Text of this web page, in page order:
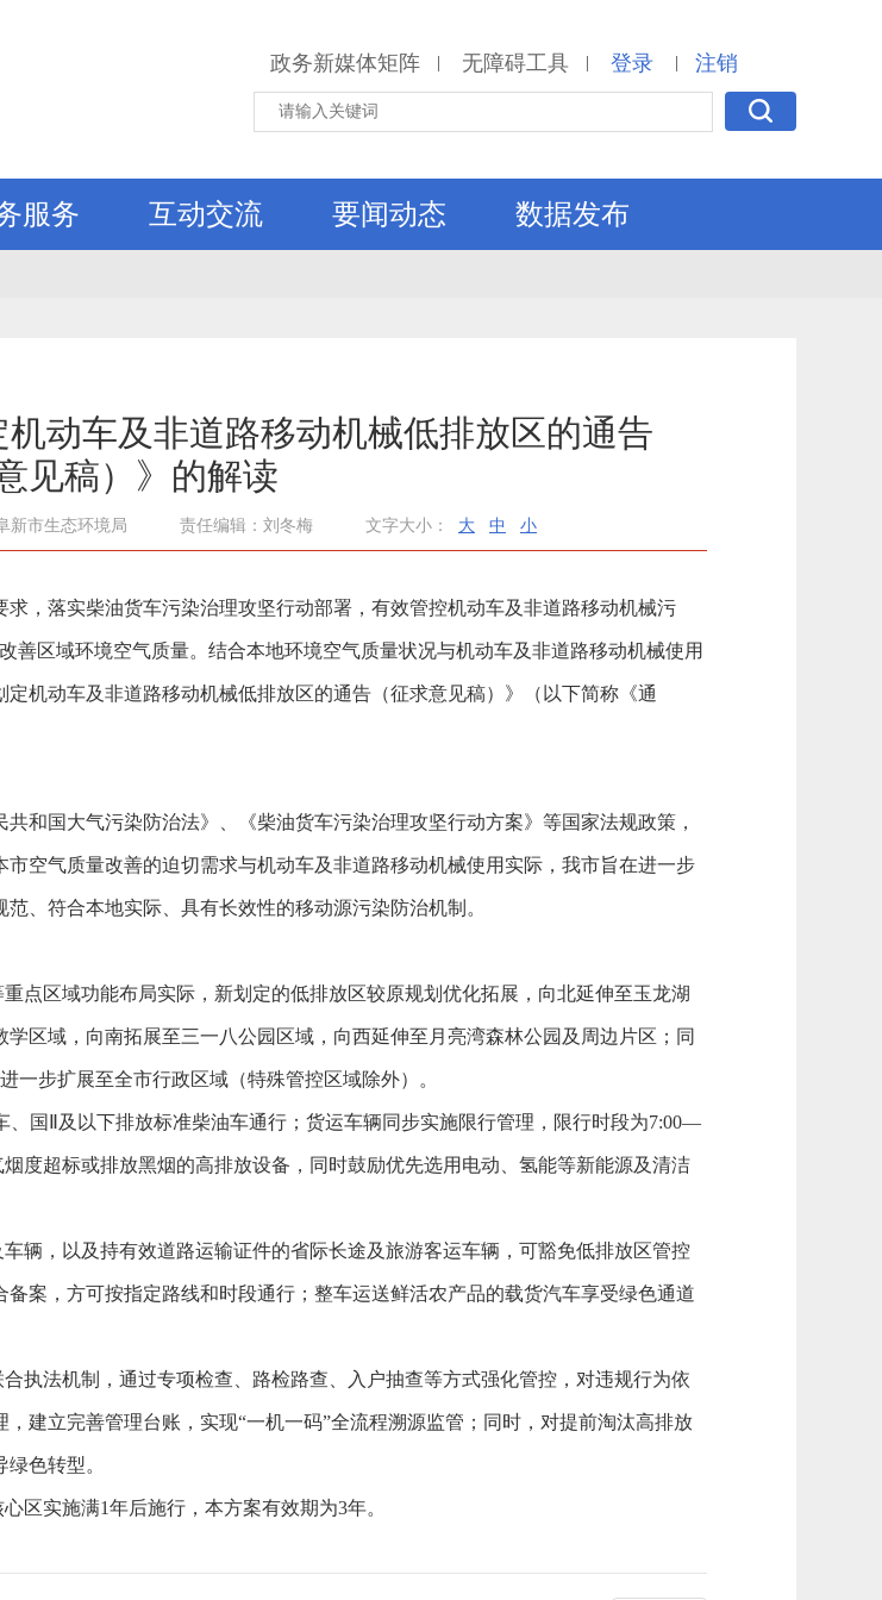
政务新媒体矩阵 | 无障碍工具 | 登录 | 注销
服务 互动交流 要闻动态 数据发布
机动车及非道路移动机械低排放区的通告
见稿）》的解读
新市生态环境局 责任编辑：刘冬梅 文字大小： 大 中 小
落实柴油货车污染治理攻坚行动部署，有效管控机动车及非道路移动机械污
善区域环境空气质量。结合本地环境空气质量状况与机动车及非道路移动机械使用
机动车及非道路移动机械低排放区的通告（征求意见稿）》（以下简称《通
国大气污染防治法》、《柴油货车污染治理攻坚行动方案》等国家法规政策，
空气质量改善的迫切需求与机动车及非道路移动机械使用实际，我市旨在进一步
、符合本地实际、具有长效性的移动源污染防治机制。
区域功能布局实际，新划定的低排放区较原规划优化拓展，向北延伸至玉龙湖
区域，向南拓展至三一八公园区域，向西延伸至月亮湾森林公园及周边片区；同
一步扩展至全市行政区域（特殊管控区域除外）。
国Ⅱ及以下排放标准柴油车通行；货运车辆同步实施限行管理，限行时段为7:00—
度超标或排放黑烟的高排放设备，同时鼓励优先选用电动、氢能等新能源及清洁
，以及持有效道路运输证件的省际长途及旅游客运车辆，可豁免低排放区管控
案，方可按指定路线和时段通行；整车运送鲜活农产品的载货汽车享受绿色通道
法机制，通过专项检查、路检路查、入户抽查等方式强化管控，对违规行为依
建立完善管理台账，实现“一机一码”全流程溯源监管；同时，对提前淘汰高排放
色转型。
实施满1年后施行，本方案有效期为3年。